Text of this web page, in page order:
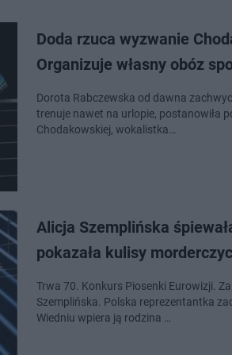
Doda rzuca wyzwanie
Organizuje własny obóz
Dorota Rabczewska od dawna
trenuje nawet na urlopie, postanowiła
Chodakowskiej, wokalistka…
Alicja Szemplińska
pokazała kulisy
Trwa 70. Konkurs Piosenki Eurowizji.
Szemplińska. Polska reprezentantka
Wiedniu wpiera ją rodzina …